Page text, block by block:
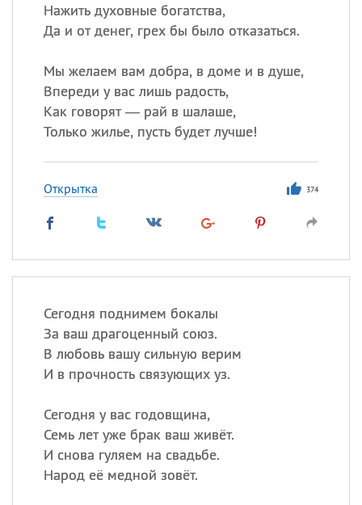
Нажить духовные богатства,
Да и от денег, грех бы было отказаться.
Мы желаем вам добра, в доме и в душе,
Впереди у вас лишь радость,
Как говорят — рай в шалаше,
Только жилье, пусть будет лучше!
Открытка 374
Сегодня поднимем бокалы
За ваш драгоценный союз.
В любовь вашу сильную верим
И в прочность связующих уз.
Сегодня у вас годовщина,
Семь лет уже брак ваш живёт.
И снова гуляем на свадьбе.
Народ её медной зовёт.